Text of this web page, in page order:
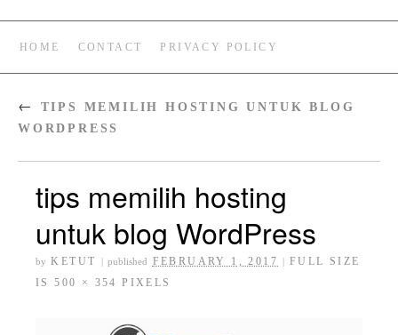
HOME CONTACT PRIVACY POLICY
←
TIPS MEMILIH HOSTING UNTUK BLOG
WORDPRESS
tips memilih hosting
untuk blog WordPress
by KETUT | published FEBRUARY 1, 2017 | FULL SIZE
IS500 × 354 PIXELS